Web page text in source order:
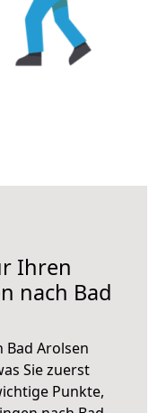
Ihren
nach Bad
Bad Arolsen
Sie zuerst
Punkte,